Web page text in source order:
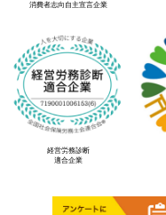
消費者志向自主宣言企業
経営労務診断
適合企業